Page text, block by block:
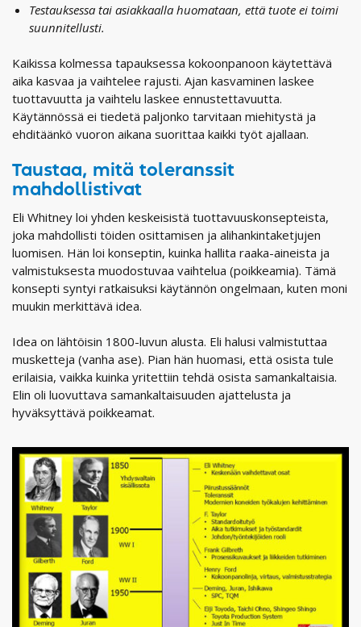
Testauksessa tai asiakkaalla huomataan, että tuote ei toimi
suunnitellusti.
Kaikissa kolmessa tapauksessa kokoonpanoon käytettävä
aika kasvaa ja vaihtelee rajusti. Ajan kasvaminen laskee
tuottavuutta ja vaihtelu laskee ennustettavuutta.
Käytännössä ei tiedetä paljonko tarvitaan miehitystä ja
ehditäänkö vuoron aikana suorittaa kaikki työt ajallaan.
Taustaa, mitä toleranssit
mahdollistivat
Eli Whitney loi yhden keskeisistä tuottavuuskonsepteista,
joka mahdollisti töiden osittamisen ja alihankintaketjujen
luomisen. Hän loi konseptin, kuinka hallita raaka-aineista ja
valmistuksesta muodostuvaa vaihtelua (poikkeamia). Tämä
konsepti syntyi ratkaisuksi käytännön ongelmaan, kuten moni
muukin merkittävä idea.
Idea on lähtöisin 1800-luvun alusta. Eli halusi valmistuttaa
musketteja (vanha ase). Pian hän huomasi, että osista tule
erilaisia, vaikka kuinka yritettiin tehdä osista samankaltaisia.
Elin oli luovuttava samankaltaisuuden ajattelusta ja
hyväksyttävä poikkeamat.